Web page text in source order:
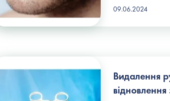
09.06.2024
Видалення
відновлення